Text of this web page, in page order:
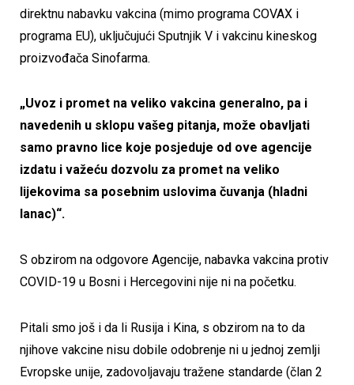
direktnu nabavku vakcina (mimo programa COVAX i
programa EU), uključujući Sputnjik V i vakcinu kineskog
proizvođača Sinofarma.
„Uvoz i promet na veliko vakcina generalno, pa i
navedenih u sklopu vašeg pitanja, može obavljati
samo pravno lice koje posjeduje od ove agencije
izdatu i važeću dozvolu za promet na veliko
lijekovima sa posebnim uslovima čuvanja (hladni
lanac)“.
S obzirom na odgovore Agencije, nabavka vakcina protiv
COVID-19 u Bosni i Hercegovini nije ni na početku.
Pitali smo još i da li Rusija i Kina, s obzirom na to da
njihove vakcine nisu dobile odobrenje ni u jednoj zemlji
Evropske unije, zadovoljavaju tražene standarde (član 2